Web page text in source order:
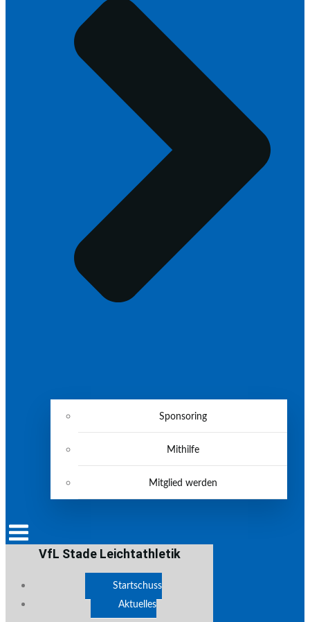
Sponsoring
Mithilfe
Mitglied werden
VfL Stade Leichtathletik
Startschuss
Aktuelles